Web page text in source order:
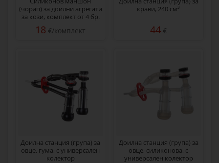
(чорап) за доилни агрегати
за кози, комплект от 4 бр.
18 €/комплект
крави, 240 см³
44 €
Доилна станция (група) за
овце, гума, с универсален
колектор
Доилна станция (група) за
овце, силиконова, с
универсален колектор